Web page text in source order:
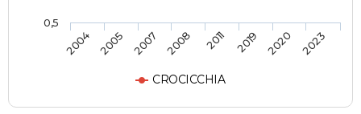
CROCICCHIA
2004 2005 2007 2008 2011 2019 2020 2023
0,5